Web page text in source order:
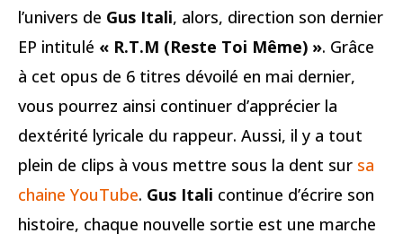
l’univers de Gus Itali, alors, direction son dernier
EP intitulé « R.T.M (Reste Toi Même) ». Grâce
à cet opus de 6 titres dévoilé en mai dernier,
vous pourrez ainsi continuer d’apprécier la
dextérité lyricale du rappeur. Aussi, il y a tout
plein de clips à vous mettre sous la dent sur sa
chaine YouTube. Gus Itali continue d’écrire son
histoire, chaque nouvelle sortie est une marche